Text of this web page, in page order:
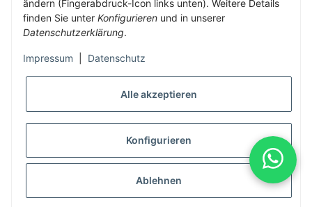
info@herbis-anglerladen.at
Alle Preise inklusive gesetzlicher Mwst., exklusive Versand- &
Servicekosten
ändern (Fingerabdruck-Icon links unten). Weitere Details
finden Sie unter Konfigurieren und in unserer
Datenschutzerklärung.
Impressum Datenschutz
Alle akzeptieren
Konfigurieren
Ablehnen